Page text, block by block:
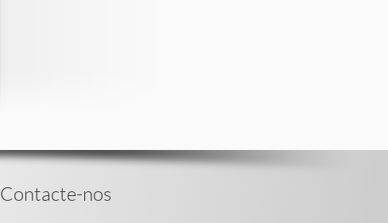
Contacte-nos